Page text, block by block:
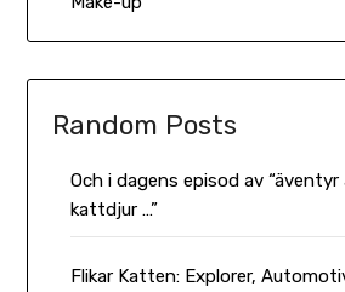
Random Posts
Och i dagens episod av “äventyr
kattdjur …”
Flikar Katten: Explorer,